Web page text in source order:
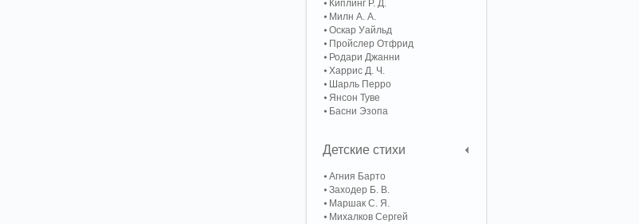
Киплинг Р. Д.
Милн А. А.
Оскар Уайльд
Пройслер Отфрид
Родари Джанни
Харрис Д. Ч.
Шарль Перро
Янсон Туве
Басни Эзопа
Детские стихи
Агния Барто
Заходер Б. В.
Маршак С. Я.
Михалков Сергей